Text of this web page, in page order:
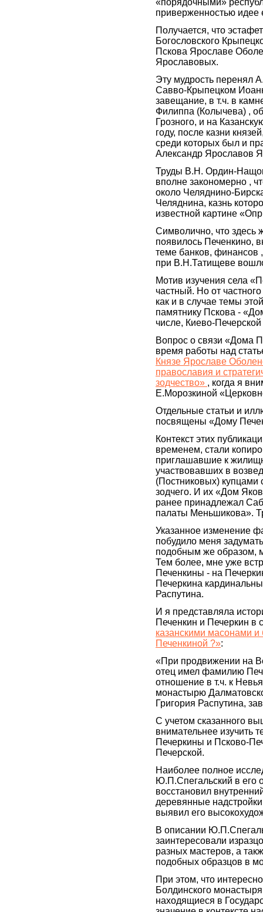
«порядочными»
приверженностью идее
Получается, что
Богословского
Пскова Ярославе
Ярославовых.
Эту мудрость перенял
Савво-Крыпецком
завещание, в т.ч. в
Филиппа (Колычева) ,
Грозного, и на
году, после казни
среди которых был и
Александр Ярославов
Труды В.Н. Ордин-
вполне закономерно ,
около Челяднино-
Челяднина, казнь
известной картине
Символично, что здесь
появилось Печенкино,
теме банков, финансов ,
при В.Н.Татищеве
Мотив изучения села
частный. Но от
как и в случае темы
памятнику Пскова -
числе, Киево-
Вопрос о связи «Дома
время работы над
Князе Ярославе
православия и
зодчество» , когда я
Е.Морозкиной
Отдельные статьи и
посвящены «Дому
Контекст этих
временем, стали
приглашавшие к
участвовавших в
(Постниковых) купцами
зодчего. И их «Дом
ранее принадлежал
палаты Меньшикова».
Указанное изменение
побудило меня
подобным же образом,
Тем более, мне уже
Печенкины - на
Печеркина
Распутина.
И я представляла
Печенкин и Печеркин в
казанскими масонами
Печенкиной ?»:
«При продвижении на
отец имел фамилию
отношение в т.ч. к
монастырю
Григория Распутина,
C учетом сказанного
внимательнее изучить
Печеркины и Псково-
Печерской.
Наиболее полное
Ю.П.Спегальский в его
восстановил
деревянные
выявил его
В описании
заинтересовали
разных мастеров, а
подобных образцов в
При этом, что
Болдинского
находящиеся в